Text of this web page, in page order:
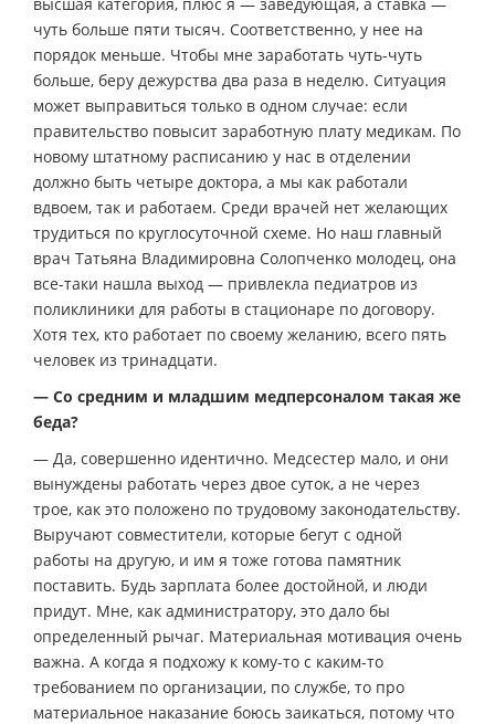
чуть больше пяти тысяч. Соответственно, у нее на
порядок меньше. Чтобы мне заработать чуть-чуть
больше, беру дежурства два раза в неделю. Ситуация
может выправиться только в одном случае: если
правительство повысит заработную плату медикам. По
новому штатному расписанию у нас в отделении
должно быть четыре доктора, а мы как работали
вдвоем, так и работаем. Среди врачей нет желающих
трудиться по круглосуточной схеме. Но наш главный
врач Татьяна Владимировна Солопченко молодец, она
все-таки нашла выход — привлекла педиатров из
поликлиники для работы в стационаре по договору.
Хотя тех, кто работает по своему желанию, всего пять
человек из тринадцати.
— Со средним и младшим медперсоналом такая же
беда?
— Да, совершенно идентично. Медсестер мало, и они
вынуждены работать через двое суток, а не через
трое, как это положено по трудовому законодательству.
Выручают совместители, которые бегут с одной
работы на другую, и им я тоже готова памятник
поставить. Будь зарплата более достойной, и люди
придут. Мне, как администратору, это дало бы
определенный рычаг. Материальная мотивация очень
важна. А когда я подхожу к кому-то с каким-то
требованием по организации, по службе, то про
материальное наказание боюсь заикаться, потому что